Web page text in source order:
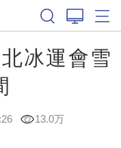
冰運會雪
13.0万